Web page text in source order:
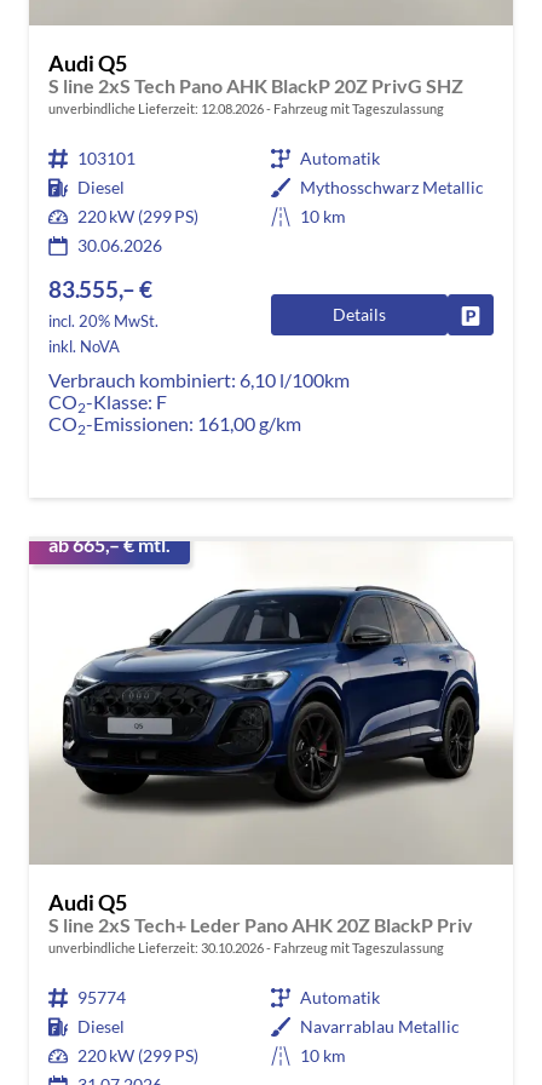
Audi Q5
S line 2xS Tech Pano AHK BlackP 20Z PrivG SHZ
unverbindliche Lieferzeit: 12.08.2026 Fahrzeug mit Tageszulassung
103101
Automatik
Diesel
Mythosschwarz Metallic
220 kW (299 PS)
10 km
30.06.2026
83.555,– €
incl. 20% MwSt.
inkl. NoVA
Details
Verbrauch kombiniert: 6,10 l/100km
CO2-Klasse: F
CO2-Emissionen: 161,00 g/km
ab 665,– € mtl.
Audi Q5
S line 2xS Tech+ Leder Pano AHK 20Z BlackP Priv
unverbindliche Lieferzeit: 30.10.2026 Fahrzeug mit Tageszulassung
95774
Automatik
Diesel
Navarrablau Metallic
220 kW (299 PS)
10 km